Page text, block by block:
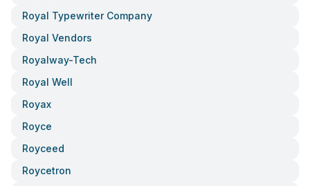
Royal Typewriter Company
Royal Vendors
Royalway-Tech
Royal Well
Royax
Royce
Royceed
Roycetron